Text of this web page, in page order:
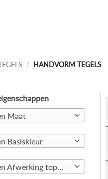
/ HANDVORM TEGELS
Maat
Basiskleur
Kies een Afwerking toplaag